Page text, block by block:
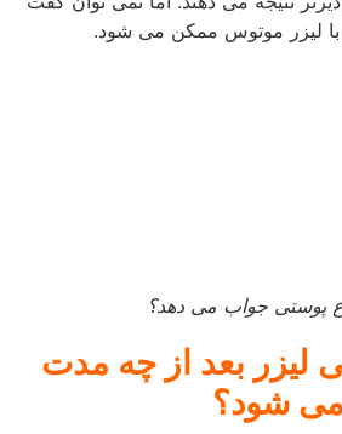
لیزر موتوس ممکن می شود.
پوستی جواب می دهد؟
لیزر بعد از چه مدت
می شود؟